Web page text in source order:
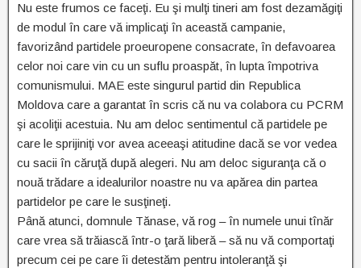
Nu este frumos ce faceţi. Eu şi mulţi tineri am fost dezamăgiţi
de modul în care vă implicaţi în această campanie,
favorizând partidele proeuropene consacrate, în defavoarea
celor noi care vin cu un suflu proaspăt, în lupta împotriva
comunismului. MAE este singurul partid din Republica
Moldova care a garantat în scris că nu va colabora cu PCRM
şi acoliţii acestuia. Nu am deloc sentimentul că partidele pe
care le sprijiniţi vor avea aceeaşi atitudine dacă se vor vedea
cu sacii în căruţă după alegeri. Nu am deloc siguranţa că o
nouă trădare a idealurilor noastre nu va apărea din partea
partidelor pe care le susţineţi.
Până atunci, domnule Tănase, vă rog – în numele unui tînăr
care vrea să trăiască într-o ţară liberă – să nu vă comportaţi
precum cei pe care îi detestăm pentru intoleranţă şi